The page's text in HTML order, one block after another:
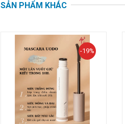
SẢN PHẨM KHÁC
-19%